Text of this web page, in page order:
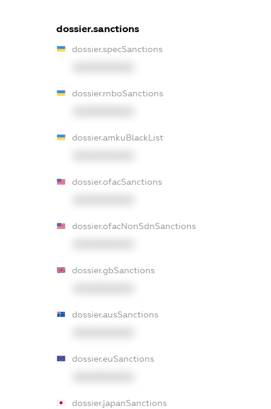
dossier.sanctions
dossier.specSanctions
dossier.rnboSanctions
dossier.amkuBlackList
dossier.ofacSanctions
dossier.ofacNonSdnSanctions
dossier.gbSanctions
dossier.ausSanctions
dossier.euSanctions
dossier.japanSanctions